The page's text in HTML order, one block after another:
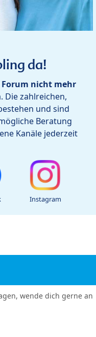
da!
Forum nicht mehr
Die zahlreichen,
und sind
Beratung
Kanäle jederzeit
Instagram
wende dich gerne an